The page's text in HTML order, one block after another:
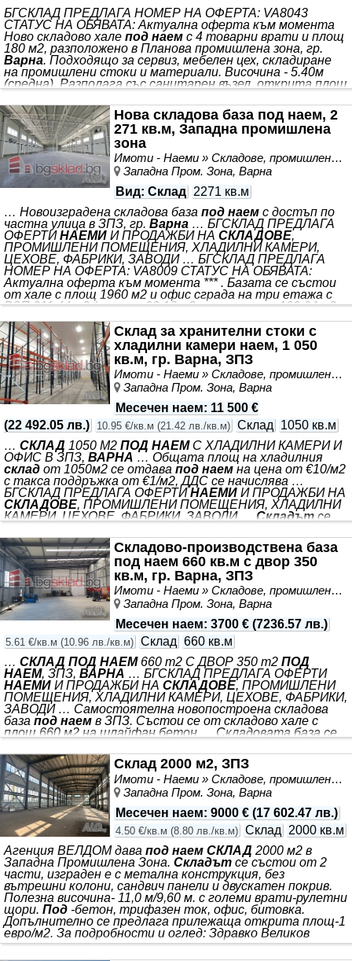
БГСКЛАД ПРЕДЛАГА НОМЕР НА ОФЕРТА: VA8043
СТАТУС НА ОБЯВАТА: Актуална оферта към момента
Ново складово хале под наем с 4 товарни врати и площ
180 м2, разположено в Планова промишлена зона, гр.
Варна. Подходящо за сервиз, мебелен цех, складиране
на промишлени стоки и материали. Височина - 5.40м
(средна). Разполага със санитарен възел, открита площ
халето - 23м/7.50м. Размери на товарни врати
3.60м/3.60м. Трифазен ток, мощност - 20 киловата. Ще
бъде предадено в завършен вид. Обади се сега и
цитирай този код: VA8043 Еднократна комисионна към
агенцията
Нова складова база под наем, 2
271 кв.м, Западна промишлена
зона
Имоти - Наеми » Складове, промишлени и стопански имоти под наем
Западна Пром. Зона, Варна
Вид: Склад 2271 кв.м
… Новоизградена складова база под наем с достъп по
частна улица в ЗПЗ, гр. Варна … БГСКЛАД ПРЕДЛАГА
ОФЕРТИНАЕМИ И ПРОДАЖБИ НА СКЛАДОВЕ,
ПРОМИШЛЕНИ ПОМЕЩЕНИЯ, ХЛАДИЛНИ КАМЕРИ,
ЦЕХОВЕ, ФАБРИКИ, ЗАВОДИ … БГСКЛАД ПРЕДЛАГА
НОМЕР НА ОФЕРТА: VA8009 СТАТУС НА ОБЯВАТА:
Актуална оферта към момента *** . Базата се състои
от хале с площ 1960 м2 и офис сграда на три етажа с
РЗП 311.44 м2 (партер 92.16 м2, втори етаж 109.64 м2,
трети етаж 109.64 м2). Разполага с 5 товарни врати - 3
врати на рампа с претоварни мостчета и 2 врати
излизащи на нулево ниво чрез естакада с ширина 4.50 м.
В дъното на парцела има паркинг
Склад за хранителни стоки с
хладилни камери наем, 1 050
кв.м, гр. Варна, ЗПЗ
Имоти - Наеми » Складове, промишлени и стопански имоти под наем
Западна Пром. Зона, Варна
Месечен наем: 11 500 €
(22 492.05 лв.) 10.95 €/кв.м (21.42 лв./кв.м) Склад
1050 кв.м
… СКЛАД 1050 М2 ПОД НАЕМС ХЛАДИЛНИ КАМЕРИ И
ОФИС В ЗПЗ, ВАРНА … Общата площ на хладилния
склад от 1050м2 се отдава под наем на цена от €10/м2
с такса поддръжка от €1/м2, ДДС се начислява …
БГСКЛАД ПРЕДЛАГА ОФЕРТИНАЕМИ И ПРОДАЖБИ НА
СКЛАДОВЕ, ПРОМИШЛЕНИ ПОМЕЩЕНИЯ, ХЛАДИЛНИ
КАМЕРИ, ЦЕХОВЕ, ФАБРИКИ, ЗАВОДИ … Складът се
камери, разположен на търговска …Складъте изцяло
оборудван с пожароизвестителна система,
противопожарни … Допълнителна възможност занаем
на представителни търговски офиси с рекламни площи
…Под- шлайфан бетон … БГСКЛАД ПРЕДЛАГА НОМЕР
НА ОФЕРТА: VA7960
Складово-производствена база
под наем 660 кв.м с двор 350
кв.м, гр. Варна, ЗПЗ
Имоти - Наеми » Складове, промишлени и стопански имоти под наем
Западна Пром. Зона, Варна
Месечен наем: 3700 € (7236.57 лв.)
5.61 €/кв.м (10.96 лв./кв.м) Склад 660 кв.м
… СКЛАД ПОД НАЕМ660 m2 С ДВОР 350 m2 ПОД
НАЕМ, ЗПЗ, ВАРНА … БГСКЛАД ПРЕДЛАГА ОФЕРТИ
НАЕМИ И ПРОДАЖБИ НА СКЛАДОВЕ, ПРОМИШЛЕНИ
ПОМЕЩЕНИЯ, ХЛАДИЛНИ КАМЕРИ, ЦЕХОВЕ, ФАБРИКИ,
ЗАВОДИ … Самостоятелна новопостроена складова
база под наем в ЗПЗ. Състои се от складово хале с
площ 660 м2 на шлайфан бетон … Складовата база се
начислява допълнително, отделно …Под- шлайфан
бетон … БГСКЛАД ПРЕДЛАГА НОМЕР НА ОФЕРТА:
VA7948 СТАТУС НА ОБЯВАТА: Актуална оферта към
момента *** . Подходящ за: Складиране на тежки стоки;
обработване на метали; промишлено производство. *** ,
без вътрешни
Склад 2000 м2, ЗПЗ
Имоти - Наеми » Складове, промишлени и стопански имоти под наем
Западна Пром. Зона, Варна
Месечен наем: 9000 € (17 602.47 лв.)
4.50 €/кв.м (8.80 лв./кв.м) Склад 2000 кв.м
Агенция ВЕЛДОМ дава под наем СКЛАД 2000 м2 в
Западна Промишлена Зона. Складът се състои от 2
части, изграден е с метална конструкция, без
вътрешни колони, сандвич панели и двускатен покрив.
Полезна височина- 11,0 м/9,60 м. с големи врати-рулетни
щори. Под -бетон, трифазен ток, офис, битовка.
Допълнително се предлага прилежаща открита площ-1
евро/м2. За подробности и оглед: Здравко Великов